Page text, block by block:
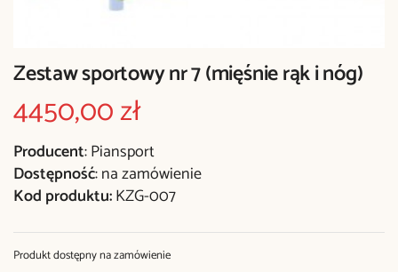
Zestaw sportowy nr 7 (mięśnie rąk i nóg)
4450,00zł
Producent: Piansport
Dostępność: na zamówienie
Kod produktu:KZG-007
Produkt dostępny na zamówienie